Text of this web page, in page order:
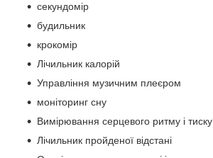
секундомір
будильник
крокомір
Лічильник калорій
Управління музичним плеєром
моніторинг сну
Вимірювання серцевого ритму і тиску
Лічильник пройденої відстані